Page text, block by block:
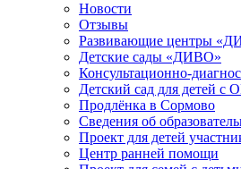
Новости
Отзывы
Развивающие центры
Детские сады «ДИВО»
Консультационно-
Детский сад для детей с
Продлёнка в Сормово
Сведения об
Проект для детей
Центр ранней помощи